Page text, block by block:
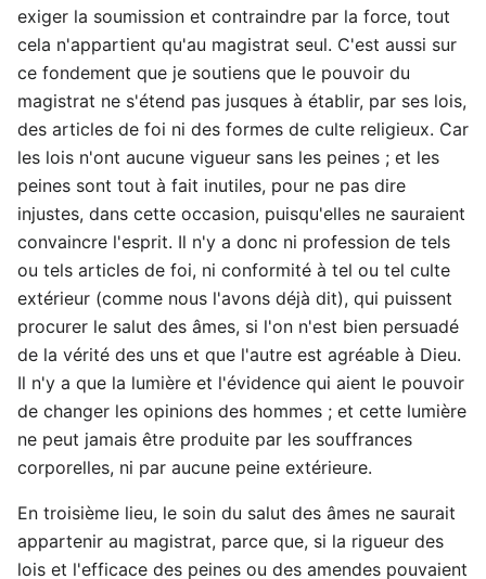
exiger la soumission et contraindre par la force, tout
cela n'appartient qu'au magistrat seul. C'est aussi sur
ce fondement que je soutiens que le pouvoir du
magistrat ne s'étend pas jusques à établir, par ses lois,
des articles de foi ni des formes de culte religieux. Car
les lois n'ont aucune vigueur sans les peines ; et les
peines sont tout à fait inutiles, pour ne pas dire
injustes, dans cette occasion, puisqu'elles ne sauraient
convaincre l'esprit. Il n'y a donc ni profession de tels
ou tels articles de foi, ni conformité à tel ou tel culte
extérieur (comme nous l'avons déjà dit), qui puissent
procurer le salut des âmes, si l'on n'est bien persuadé
de la vérité des uns et que l'autre est agréable à Dieu.
Il n'y a que la lumière et l'évidence qui aient le pouvoir
de changer les opinions des hommes ; et cette lumière
ne peut jamais être produite par les souffrances
corporelles, ni par aucune peine extérieure.
En troisième lieu, le soin du salut des âmes ne saurait
appartenir au magistrat, parce que, si la rigueur des
lois et l'efficace des peines ou des amendes pouvaient